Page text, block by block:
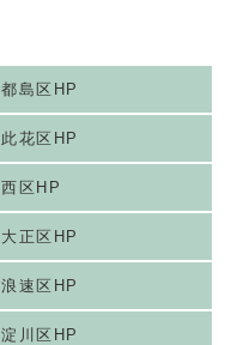
都島区HP
此花区HP
西区HP
大正区HP
浪速区HP
淀川区HP